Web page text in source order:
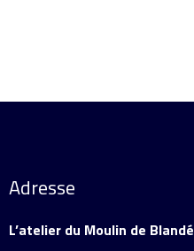
Adresse
L’atelier du Moulin de Blandé